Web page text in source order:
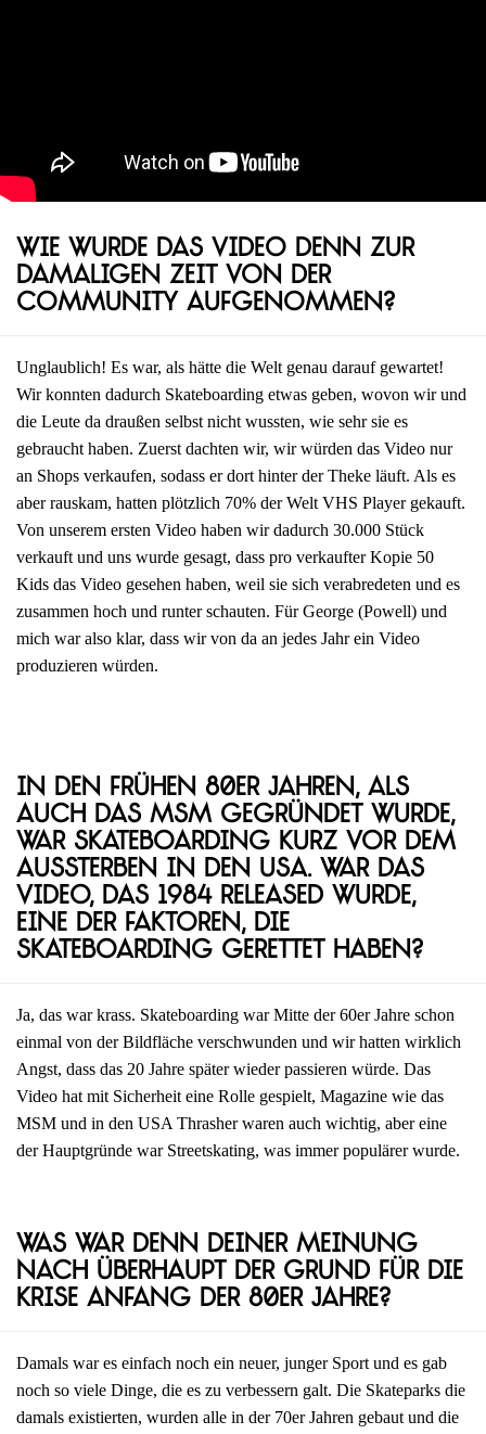
Wie wurde das Video denn zur
damaligen Zeit von der
Community aufgenommen?
Unglaublich! Es war, als hätte die Welt genau darauf gewartet!
Wir konnten dadurch Skateboarding etwas geben, wovon wir und
die Leute da draußen selbst nicht wussten, wie sehr sie es
gebraucht haben. Zuerst dachten wir, wir würden das Video nur
an Shops verkaufen, sodass er dort hinter der Theke läuft. Als es
aber rauskam, hatten plötzlich 70% der Welt VHS Player gekauft.
Von unserem ersten Video haben wir dadurch 30.000 Stück
verkauft und uns wurde gesagt, dass pro verkaufter Kopie 50
Kids das Video gesehen haben, weil sie sich verabredeten und es
zusammen hoch und runter schauten. Für George (Powell) und
mich war also klar, dass wir von da an jedes Jahr ein Video
produzieren würden.
In den frühen 80er Jahren, als
auch das MSM gegründet wurde,
war Skateboarding kurz vor dem
Aussterben in den USA. War das
Video, das 1984 released wurde,
eine der Faktoren, die
Skateboarding gerettet haben?
Ja, das war krass. Skateboarding war Mitte der 60er Jahre schon
einmal von der Bildfläche verschwunden und wir hatten wirklich
Angst, dass das 20 Jahre später wieder passieren würde. Das
Video hat mit Sicherheit eine Rolle gespielt, Magazine wie das
MSM und in den USA Thrasher waren auch wichtig, aber eine
der Hauptgründe war Streetskating, was immer populärer wurde.
Was war denn deiner Meinung
nach überhaupt der Grund für die
Krise Anfang der 80er Jahre?
Damals war es einfach noch ein neuer, junger Sport und es gab
noch so viele Dinge, die es zu verbessern galt. Die Skateparks die
damals existierten, wurden alle in der 70er Jahren gebaut und die